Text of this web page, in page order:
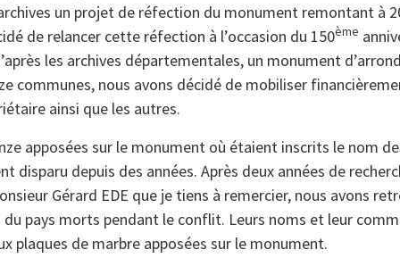
un projet de réfection du monument remontant à
de relancer cette réfection à l’occasion du 150ème
les archives départementales, un monument
communes, nous avons décidé de mobiliser
ainsi que les autres.
apposées sur le monument où étaient inscrits le nom
disparu depuis des années. Après deux années de
Gérard EDE que je tiens à remercier, nous avons
pays morts pendant le conflit. Leurs noms et leur
plaques de marbre apposées sur le monument.